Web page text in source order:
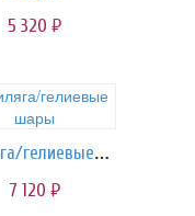
5 320 руб.
Стиляга/гелиевые шары
7 120 руб.